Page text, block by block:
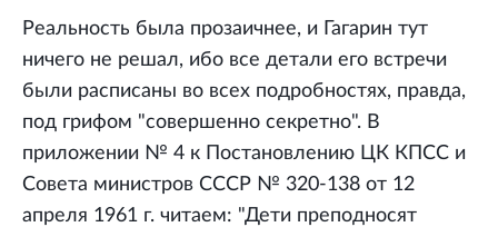
Реальность была прозаичнее, и Гагарин тут
ничего не решал, ибо все детали его встречи
были расписаны во всех подробностях, правда,
под грифом "совершенно секретно". В
приложении № 4 к Постановлению ЦК КПСС и
Совета министров СССР № 320-138 от 12
апреля 1961 г. читаем: "Дети преподносят